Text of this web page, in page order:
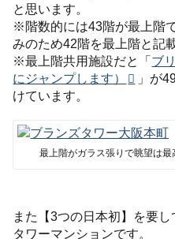
と思います。
※階数的には43階が最上階
みのため42階を最上階と記
※最上階共用施設だと「 ブ
にジャンプします）
」が
けています。
最上階がガラス張りで眺望は最
また【3つの日本初】を要
タワーマンションです。